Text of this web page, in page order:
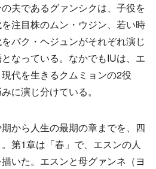
夫であるグァンシクは、子役を
注目株のムン・ウジン、若い時
パク・ヘジュンがそれぞれ演じ
なっている。なかでもIUは、エ
代を生きるクムミョンの2役
に演じ分けている。
から人生の最期の章までを、四
第1章は「春」で、エスンの人
いた。エスンと母グァンネ（ヨ